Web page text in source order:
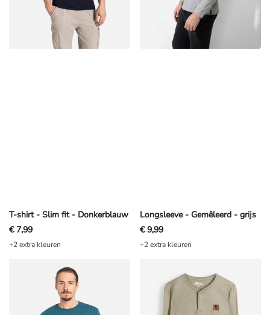
T-shirt - Slim fit - Donkerblauw
€ 7,99
+2 extra kleuren
Longsleeve - Gemêleerd - grijs
€ 9,99
+2 extra kleuren